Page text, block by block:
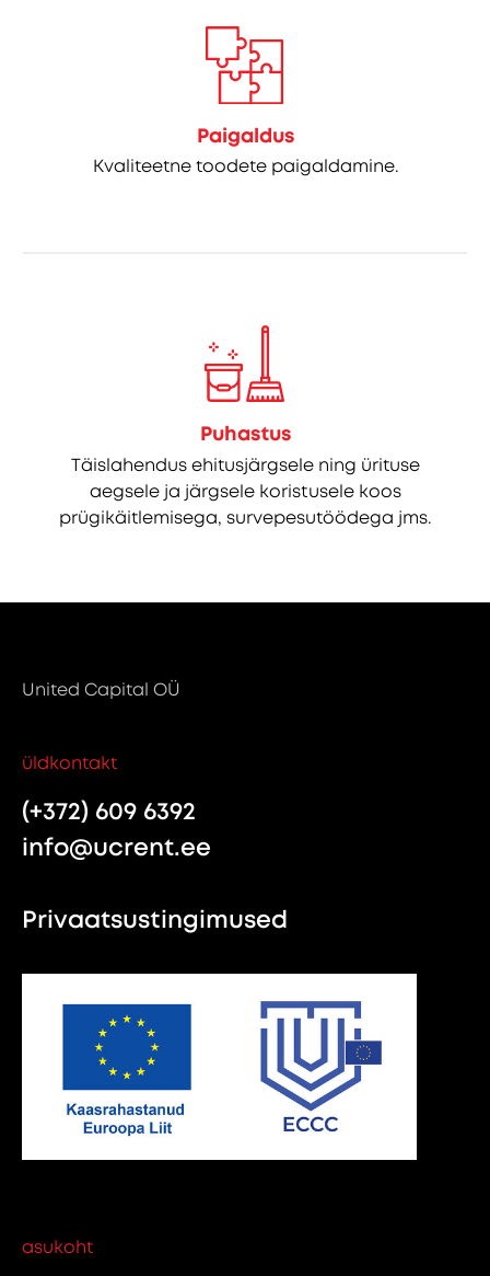
Paigaldus
Kvaliteetne toodete paigaldamine.
Puhastus
Täislahendus ehitusjärgsele ning ürituse
aegsele ja järgsele koristusele koos
prügikäitlemisega, survepesutöödega jms.
United Capital OÜ
üldkontakt
(+372) 609 6392
info@ucrent.ee
Privaatsustingimused
asukoht